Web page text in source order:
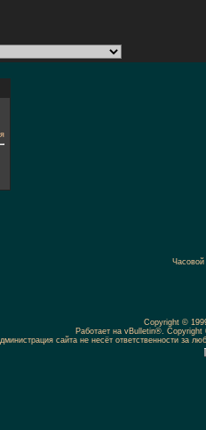
Copyright ©
Работает на vBulletin®.
сайта не несёт ответственности за